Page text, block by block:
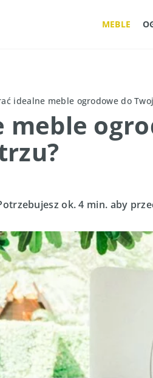
MEBLE
idealne meble ogrodowe do
meble
ok. 4 min. aby